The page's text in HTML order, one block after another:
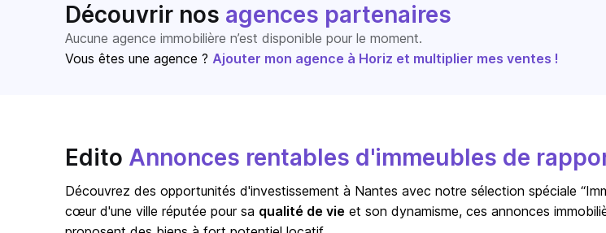
Découvrir nos agences partenaires
Aucune agence immobilière n’est disponible pour le moment.
Vous êtes une agence ? Ajouter mon agence à Horiz et multiplier mes ventes !
Edito Annonces rentables d'immeubles de
Découvrez des opportunités d'investissement à Nantes avec notre sélection spéciale
cœur d'une ville réputée pour sa qualité de vie et son dynamisme, ces annonces